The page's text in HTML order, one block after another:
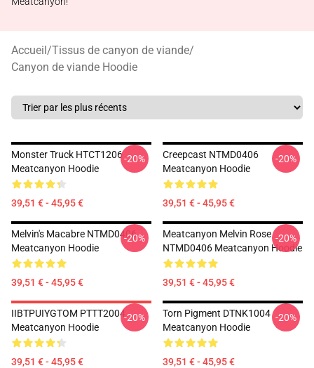
Accueil/Tissus de canyon de viande/
Canyon de viande Hoodie
Monster Truck HTCT1206
Meatcanyon Hoodie
39,51 € - 45,95 €
-20%
Creepcast NTMD0406
Meatcanyon Hoodie
39,51 € - 45,95 €
-20%
Melvin's Macabre NTMD0406
Meatcanyon Hoodie
39,51 € - 45,95 €
-20%
Meatcanyon Melvin Rose
NTMD0406 Meatcanyon Hoodie
39,51 € - 45,95 €
-20%
IIBTPUIYGTOM PTTT2004
Meatcanyon Hoodie
39,51 € - 45,95 €
-20%
Torn Pigment DTNK1004
Meatcanyon Hoodie
39,51 € - 45,95 €
-20%